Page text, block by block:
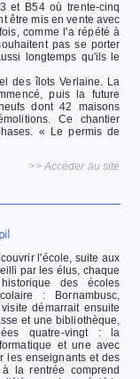
et B54 où trente-cinq
être mis en vente avec
comme l'a répété à
pas se porter
longtemps qu'ils le
des îlots Verlaine. La
puis la future
dont 42 maisons
Ce chantier
« Le permis de
>> Accéder au site
l'école, suite aux
par les élus, chaque
des écoles
: Bornambusc,
démarrait ensuite
et une bibliothèque,
quatre-vingt : la
et une avec
les enseignants et des
la rentrée comprend